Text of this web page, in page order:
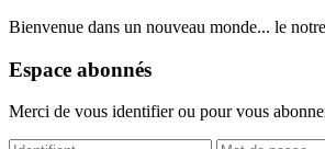
Bienvenue dans un nouveau monde... le notre
Espace abonnés
Merci de vous identifier ou pour vous